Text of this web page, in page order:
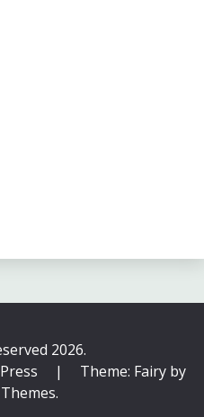
2026.
|
Theme: Fairy by
.